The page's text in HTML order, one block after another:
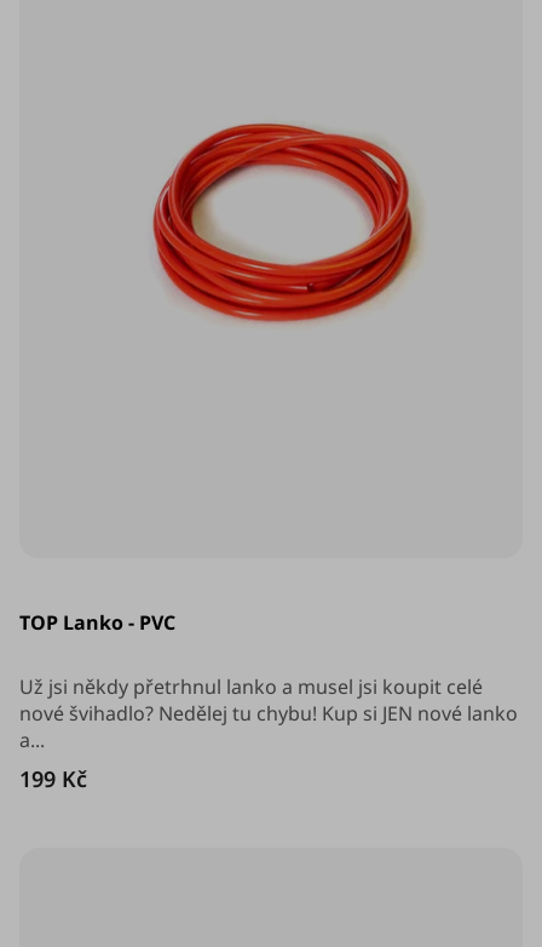
TOP Lanko - PVC
produktu
z
5
hvězdiček.
199 Kč
Už jsi někdy přetrhnul lanko a musel jsi koupit celé
nové švihadlo? Nedělej tu chybu! Kup si JEN nové lanko
a...